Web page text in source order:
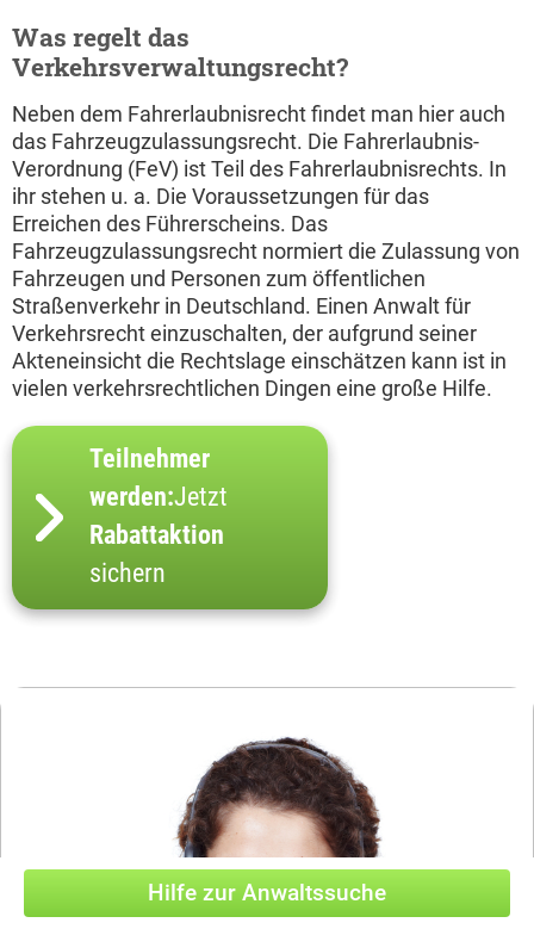
Hilfe zur Anwaltssuche
Was regelt das
Verkehrsverwaltungsrecht?
Neben dem Fahrerlaubnisrecht findet man hier auch
das Fahrzeugzulassungsrecht. Die Fahrerlaubnis-
Verordnung (FeV) ist Teil des Fahrerlaubnisrechts. In
ihr stehen u. a. Die Voraussetzungen für das
Erreichen des Führerscheins. Das
Fahrzeugzulassungsrecht normiert die Zulassung von
Fahrzeugen und Personen zum öffentlichen
Straßenverkehr in Deutschland. Einen Anwalt für
Verkehrsrecht einzuschalten, der aufgrund seiner
Akteneinsicht die Rechtslage einschätzen kann ist in
vielen verkehrsrechtlichen Dingen eine große Hilfe.
Teilnehmer
werden:Jetzt
Rabattaktion
sichern